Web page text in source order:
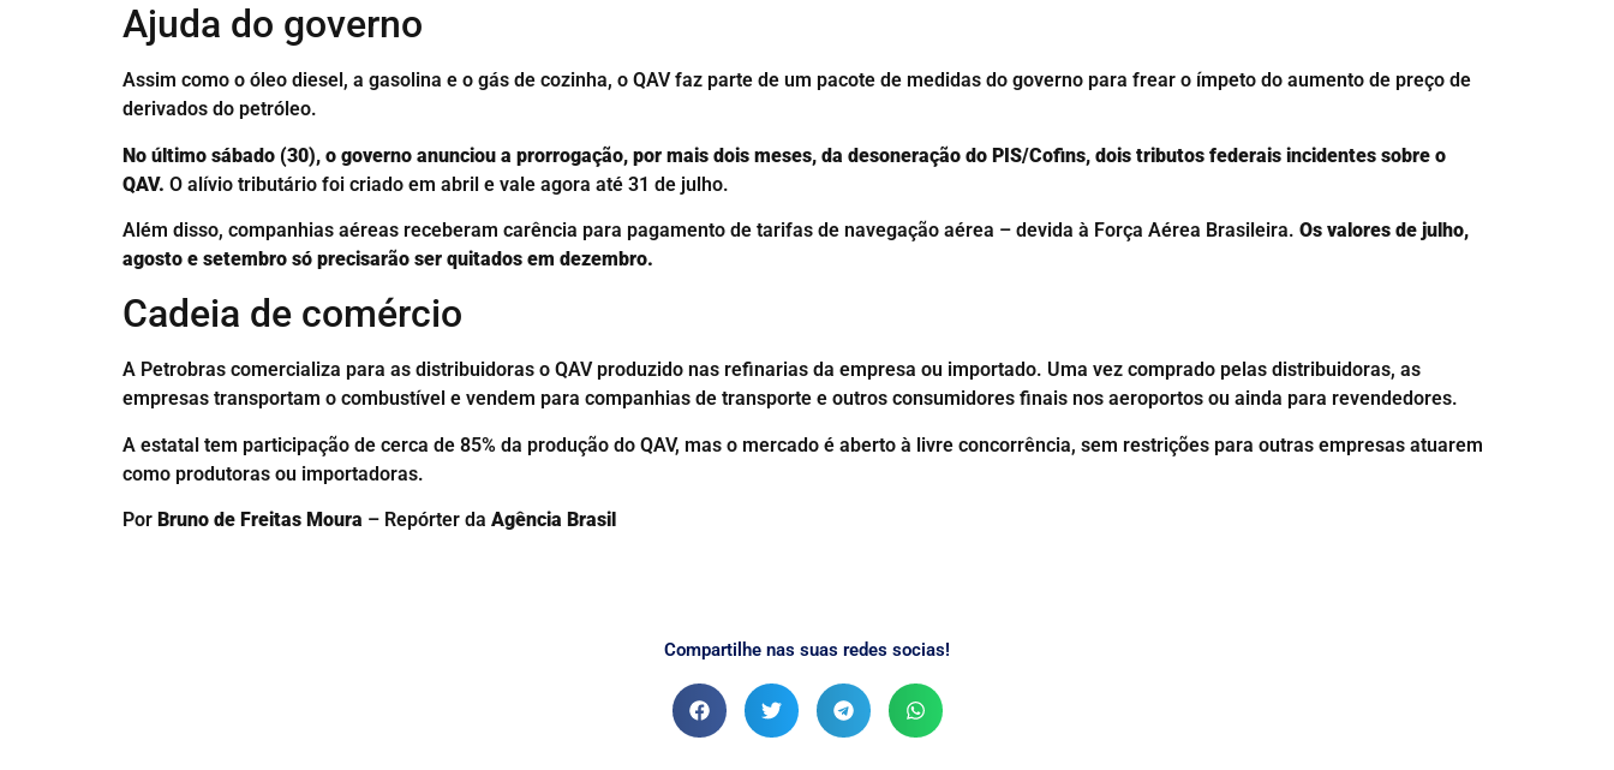
Ajuda do governo
Assim como o óleo diesel, a gasolina e o gás de cozinha, o QAV faz parte de um pacote de medidas do governo para frear o ímpeto do aumento de preço de
derivados do petróleo.
No último sábado (30), o governo anunciou a prorrogação, por mais dois meses, da desoneração do PIS/Cofins, dois tributos federais incidentes sobre o
QAV. O alívio tributário foi criado em abril e vale agora até 31 de julho.
Além disso, companhias aéreas receberam carência para pagamento de tarifas de navegação aérea – devida à Força Aérea Brasileira. Os valores de julho,
agosto e setembro só precisarão ser quitados em dezembro.
Cadeia de comércio
A Petrobras comercializa para as distribuidoras o QAV produzido nas refinarias da empresa ou importado. Uma vez comprado pelas distribuidoras, as
empresas transportam o combustível e vendem para companhias de transporte e outros consumidores finais nos aeroportos ou ainda para revendedores.
A estatal tem participação de cerca de 85% da produção do QAV, mas o mercado é aberto à livre concorrência, sem restrições para outras empresas atuarem
como produtoras ou importadoras.
Por Bruno de Freitas Moura – Repórter da Agência Brasil
Compartilhe nas suas redes socias!